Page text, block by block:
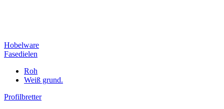
Hobelware
Fasedielen
Roh
Weiß grund.
Profilbretter